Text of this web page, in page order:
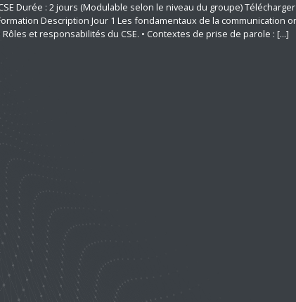
Durée : 2 jours (Modulable selon le niveau du groupe)
Description Jour 1 Les fondamentaux de la communication
et responsabilités du CSE. • Contextes de prise de parole : [...]